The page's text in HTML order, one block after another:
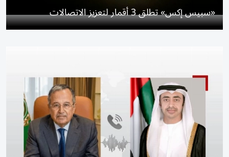
«سبيس إكس» تطلق 3 أقمار لتعزيز الاتصالات